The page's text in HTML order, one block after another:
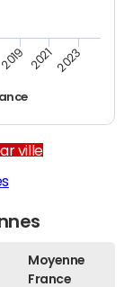
2019 2021 2023
ville
Moyenne
France